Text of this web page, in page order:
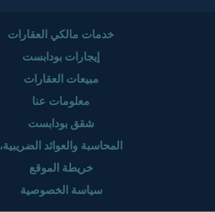
خدمات مالكي العقارات
إيجارات بودابست
مبيعات العقارات
معلومات عنا
شقق بودابست
المحاسبة والعوائد الضريبية،
خريطة الموقع
سياسة الخصوصية